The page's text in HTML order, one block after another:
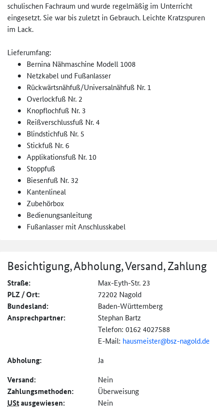
schulischen Fachraum und wurde regelmäßig im Unterricht
eingesetzt. Sie war bis zuletzt in Gebrauch. Leichte Kratzspuren
im Lack.
Lieferumfang:
Bernina Nähmaschine Modell 1008
Netzkabel und Fußanlasser
Rückwärtsnähfuß/Universalnähfu­ß Nr. 1
Overlockfuß Nr. 2
Knopflochfuß Nr. 3
Reißverschlussfuß Nr. 4
Blindstichfuß Nr. 5
Stickfuß Nr. 6
Applikationsfuß Nr. 10
Stoppfuß
Biesenfuß Nr. 32
Kantenlineal
Zubehörbox
Bedienungsanleitung
Fußanlasser mit Anschlusskabel
Besichtigung, Abholung, Versand, Zahlung
Straße: Max-Eyth-Str. 23
PLZ / Ort: 72202 Nagold
Bundesland: Baden-Württemberg
Ansprechpartner:
Stephan Bartz
Telefon: 0162 4027588
E-Mail: hausmeister@bsz-nagold.de
Abholung: Ja
Versand: Nein
Zahlungs­methoden: Überweisung
UStausgewiesen: Nein